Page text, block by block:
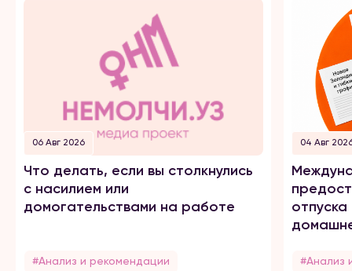
06 Авг 2026
Что делать, если вы столкнулись
с насилием или
домогательствами на работе
#Анализ и рекомендации
04 Авг
#Анализ